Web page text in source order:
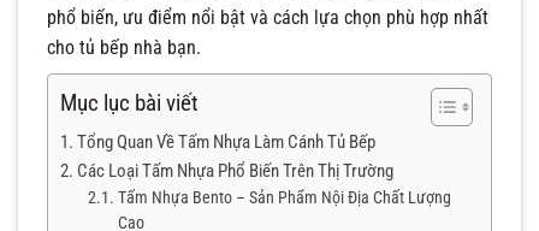
phổ biến, ưu điểm nổi bật và cách lựa chọn phù hợp nhất
cho tủ bếp nhà bạn.
Mục lục bài viết
Tổng Quan Về Tấm Nhựa Làm Cánh Tủ Bếp
Các Loại Tấm Nhựa Phổ Biến Trên Thị Trường
Tấm Nhựa Bento – Sản Phẩm Nội Địa Chất Lượng
Cao